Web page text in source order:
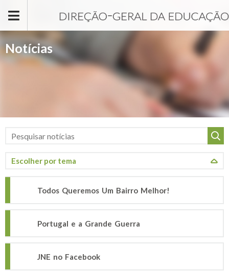
Notícias
Todos Queremos Um Bairro Melhor!
Portugal e a Grande Guerra
JNE no Facebook